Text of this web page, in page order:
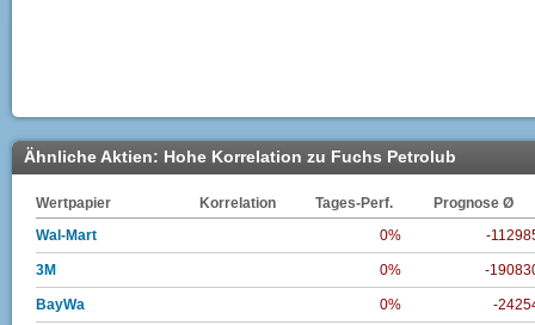
Ähnliche Aktien: Hohe Korrelation zu Fuchs Petrolub
Wertpapier Korrelation Tages-Perf.
Prognose Ø
Wal-Mart
0% -
3M 0% -
BayWa 0% -